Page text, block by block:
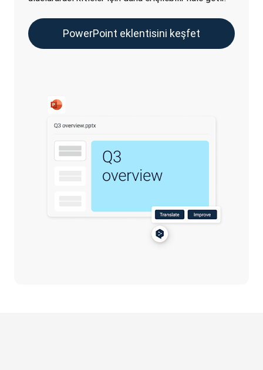
PowerPoint eklentisini keşfet